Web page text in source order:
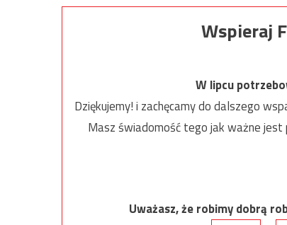
Wspieraj
W lipcu
Dziękujemy! i zachęcamy do dalszego
Masz świadomość tego jak ważne
Uważasz, że robimy dobrą